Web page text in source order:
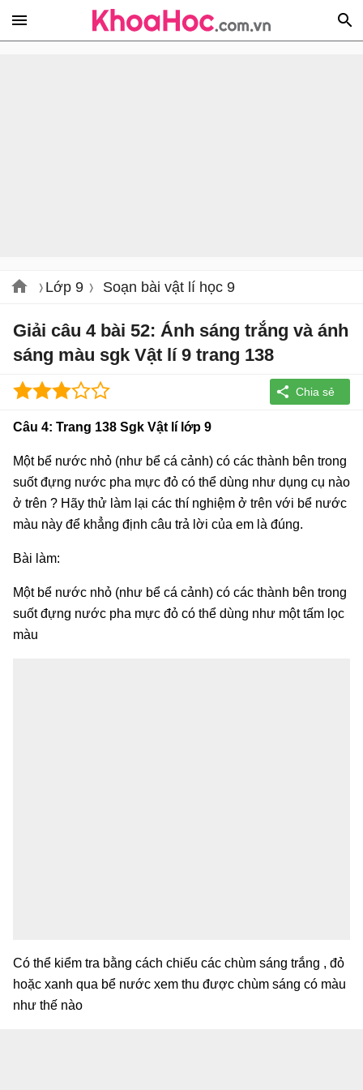
Lớp 9 Soạn bài vật lí học 9
Giải câu 4 bài 52: Ánh sáng trắng và ánh
sáng màu sgk Vật lí 9 trang 138
Câu 4: Trang 138 Sgk Vật lí lớp 9
Một bể nước nhỏ (như bể cá cảnh) có các thành bên trong
suốt đựng nước pha mực đỏ có thể dùng như dụng cụ nào
ở trên ? Hãy thử làm lại các thí nghiệm ở trên với bể nước
màu này để khẳng định câu trả lời của em là đúng.
Bài làm:
Một bể nước nhỏ (như bể cá cảnh) có các thành bên trong
suốt đựng nước pha mực đỏ có thể dùng như một tấm lọc
màu
Có thể kiểm tra bằng cách chiếu các chùm sáng trắng , đỏ
hoặc xanh qua bể nước xem thu được chùm sáng có màu
như thế nào